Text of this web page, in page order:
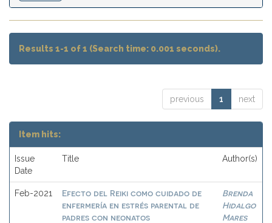
Results 1-1 of 1 (Search time: 0.001 seconds).
previous 1 next
Item hits:
Issue
Date
Title Author(s)
Feb-2021
Efecto del Reiki como cuidado de
enfermería en estrés parental de
padres con neonatos
Brenda
Hidalgo
Mares